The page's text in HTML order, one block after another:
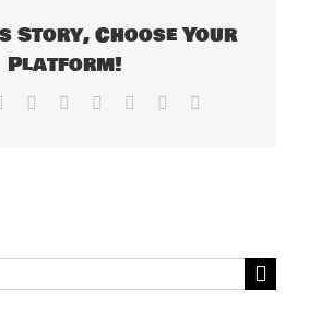
Story, Choose Your
Platform!
Reddit LinkedInWhatsApp
TumblrPinterest